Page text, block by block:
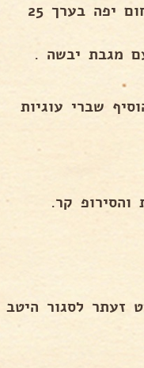
למרוח ביצה לפזר שומשום או פרג ולאפות עד לקבלת צבע חום יפה בערך 25
מגבת יבשה .
שברי עוגיות
קר.
זעתר לסגור היטב